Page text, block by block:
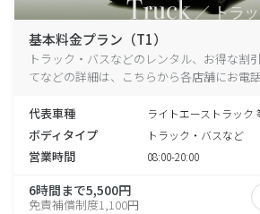
基本料金プラン（T1）
トラック・バスなどのレンタル、お得な割
てなどの詳細は、こちらから各店舗にお電話
代表車種 ライトエーストラック
ボディタイプ トラック・バスなど
営業時間 08:00-20:00
6時間まで5,500円
免責補償制度1,100円